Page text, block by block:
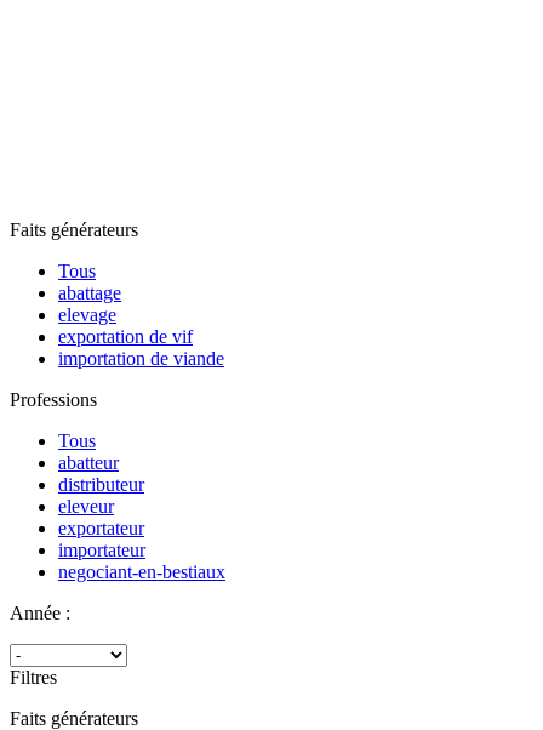
Faits générateurs
Tous
abattage
elevage
exportation de vif
importation de viande
Professions
Tous
abatteur
distributeur
eleveur
exportateur
importateur
negociant-en-bestiaux
Année :
Filtres
Faits générateurs